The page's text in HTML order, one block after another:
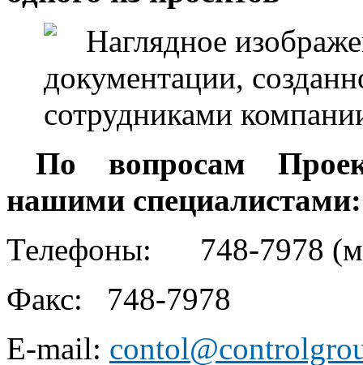
По вопросам
нашими специалистами:
Телефоны:
748-7978
Факс:
748-7978
E-mail: